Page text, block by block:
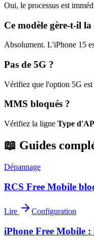
Oui, le processus est
Ce modèle gère-t-il
Absolument. L'iPhone 15
Pas de 5G ?
Vérifiez que l'option 5G est
MMS bloqués ?
Vérifiez la ligne Type
📖 Guides
Dépannage
RCS Free Mobile
Lire Configuration
iPhone Free Mobile :